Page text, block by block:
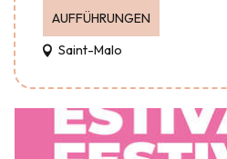
AUFFÜHRUNGEN
Saint-Malo